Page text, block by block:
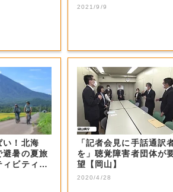
教育の支援を...
2021/9/9
い！北海
避暑の夏旅
ィビティが
...
「記者会見に手話通訳
を」聴覚障害者団体が
望【岡山】
2020/4/28